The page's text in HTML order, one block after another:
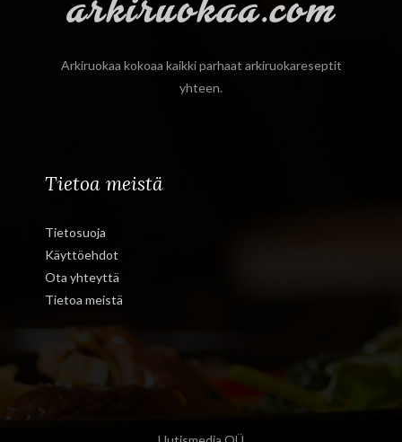
Arkiruokaa kokoaa kaikki parhaat arkiruokareseptit
yhteen.
Tietoa meistä
Tietosuoja
Käyttöehdot
Ota yhteyttä
Tietoa meistä